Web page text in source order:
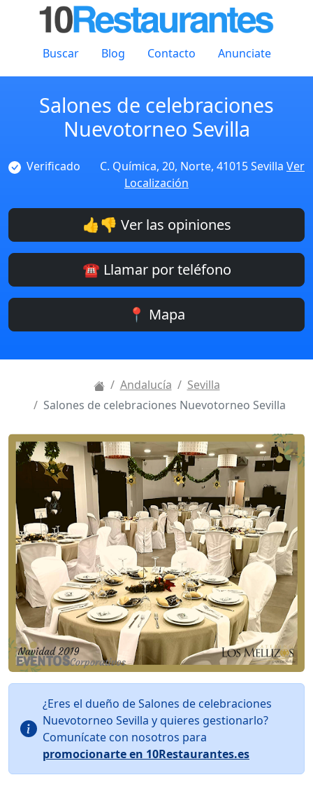
Buscar Blog Contacto Anunciate
Salones de celebraciones
Nuevotorneo Sevilla
Verificado C. Química, 20, Norte, 41015 Sevilla Ver
Localización
👍👎 Ver las opiniones
☎️ Llamar por teléfono
📍 Mapa
Andalucía
Sevilla
Salones de celebraciones Nuevotorneo Sevilla
¿Eres el dueño de Salones de celebraciones
Nuevotorneo Sevilla y quieres gestionarlo?
Comunícate con nosotros para
promocionarte en 10Restaurantes.es